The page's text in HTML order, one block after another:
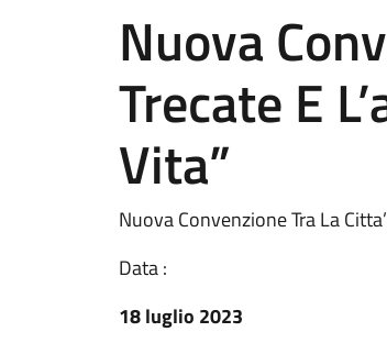
Nuova
Trecate E
Vita”
Nuova Convenzione Tra La
Data :
18 luglio 2023